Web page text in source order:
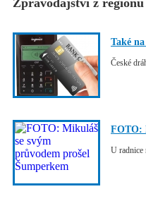
Zpravodajství z regionu
Také
České
FOTO:
U radnice